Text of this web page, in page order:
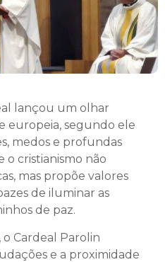
lançou um olhar
europeia, segundo ele
medos e profundas
o cristianismo não
mas propõe valores
de iluminar as
de paz.
Cardeal Parolin
e a proximidade